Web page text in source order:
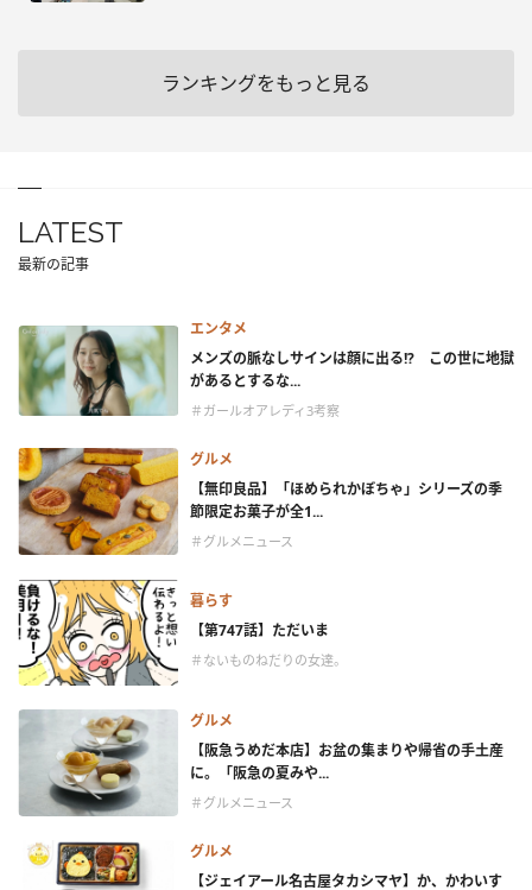
ランキングをもっと見る
LATEST
最新の記事
エンタメ
メンズの脈なしサインは顔に出る!? この世に地獄
があるとするな...
＃ガールオアレディ3考察
グルメ
【無印良品】「ほめられかぼちゃ」シリーズの季
節限定お菓子が全1...
＃グルメニュース
暮らす
【第747話】ただいま
＃ないものねだりの女達。
グルメ
【阪急うめだ本店】お盆の集まりや帰省の手土産
に。「阪急の夏みや...
＃グルメニュース
グルメ
【ジェイアール名古屋タカシマヤ】か、かわいす